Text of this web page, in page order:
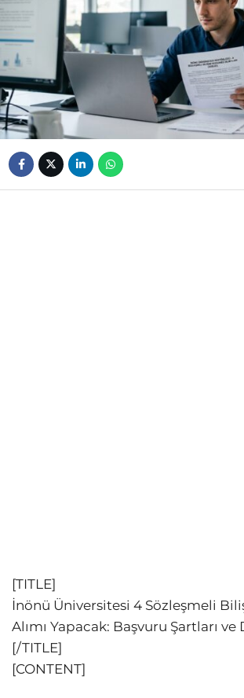
[TITLE]
İnönü Üniversitesi 4 Sözleşmeli
Alımı Yapacak: Başvuru Şartları ve
[/TITLE]
[CONTENT]